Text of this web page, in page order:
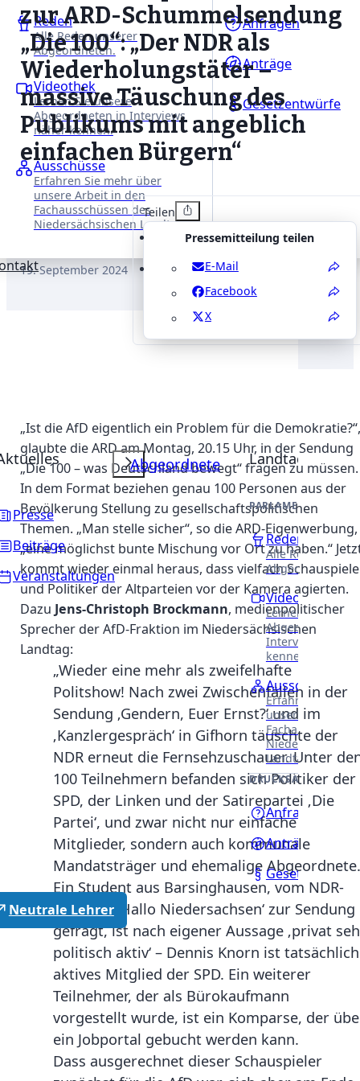
Reden
Alle Reden unserer
Abgeordneten.
Videothek
Lernen Sie unsere
Abgeordneten in Interviews
näher kennen.
Ausschüsse
Erfahren Sie mehr über
unsere Arbeit in den
Fachausschüssen des
Niedersächsischen Landtages.
Anfragen
Anträge
Gesetzentwürfe
Presse
Beiträge
Veranstaltungen
Abgeordnete Landtag
PARLAMENTARISCHE
Reden
Alle Reden
Abgeordneten.
Videothek
Lernen Sie
Abgeordneten in
Interviews näher
kennen.
Ausschüsse
Erfahren Sie
unsere Arbeit in
Landtages.
DRUCKSACHEN
Anfragen
Anträge
Neutrale Lehrer
zur ARD-Schummelsendung
„Die 100“: „Der NDR als
Wiederholungstäter –
massive Täuschung des
Publikums mit angeblich
einfachen Bürgern“
19. September 2024
Teilen
Pressemitteilung teilen
E-Mail
Facebook
X
„Ist die AfD eigentlich ein Problem für die Demokratie?“,
glaubte die ARD am Montag, 20.15 Uhr, in der Sendung
„Die 100 – was Deutschland bewegt“ fragen zu müssen.
In dem Format beziehen genau 100 Personen aus der
Bevölkerung Stellung zu gesellschaftspolitischen
Themen. „Man stelle sicher“, so die ARD-Eigenwerbung,
„eine möglichst bunte Mischung vor Ort zu haben.“
kommt wieder einmal heraus, dass vielfach
und Politiker der Altparteien vor der Kamera agierten.
Dazu Jens-Christoph Brockmann, medienpolitischer
Sprecher der AfD-Fraktion im Niedersächsischen
Landtag:
„Wieder eine mehr als zweifelhafte
Politshow! Nach zwei Zwischenfällen in der
Sendung ‚Gendern, Euer Ernst?‘ und im
‚Kanzlergespräch‘ in Gifhorn täuschte der
NDR erneut die Fernsehzuschauer. Unter
100 Teilnehmern befanden sich Politiker der
SPD, der Linken und der Satirepartei ‚Die
Partei‘, und zwar nicht nur einfache
Mitglieder, sondern auch kommunale
Mandatsträger und ehemalige Abgeordnete.
Ein Student aus Barsinghausen, vom NDR-
Magazin ‚Hallo Niedersachsen‘ zur Sendung
gefragt, ist nach eigener Aussage ‚privat
politisch aktiv‘ – Dennis Knorn ist tatsächlich
aktives Mitglied der SPD. Ein weiterer
Teilnehmer, der als Bürokaufmann
vorgestellt wurde, ist ein Komparse, der
ein Jobportal gebucht werden kann.
Dass ausgerechnet dieser Schauspieler